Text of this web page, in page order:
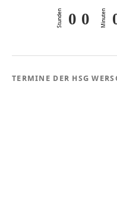
Stunden 0 0 Minuten
TERMINE DER HSG